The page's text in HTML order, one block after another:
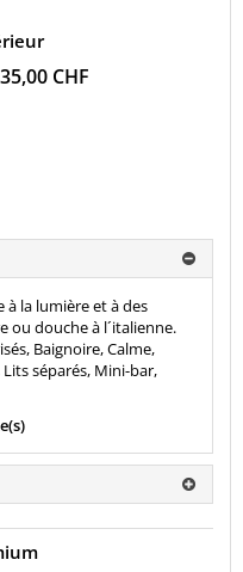
CHF
à la lumière et à des
ou douche à l´italienne.
Baignoire, Calme,
séparés, Mini-bar,